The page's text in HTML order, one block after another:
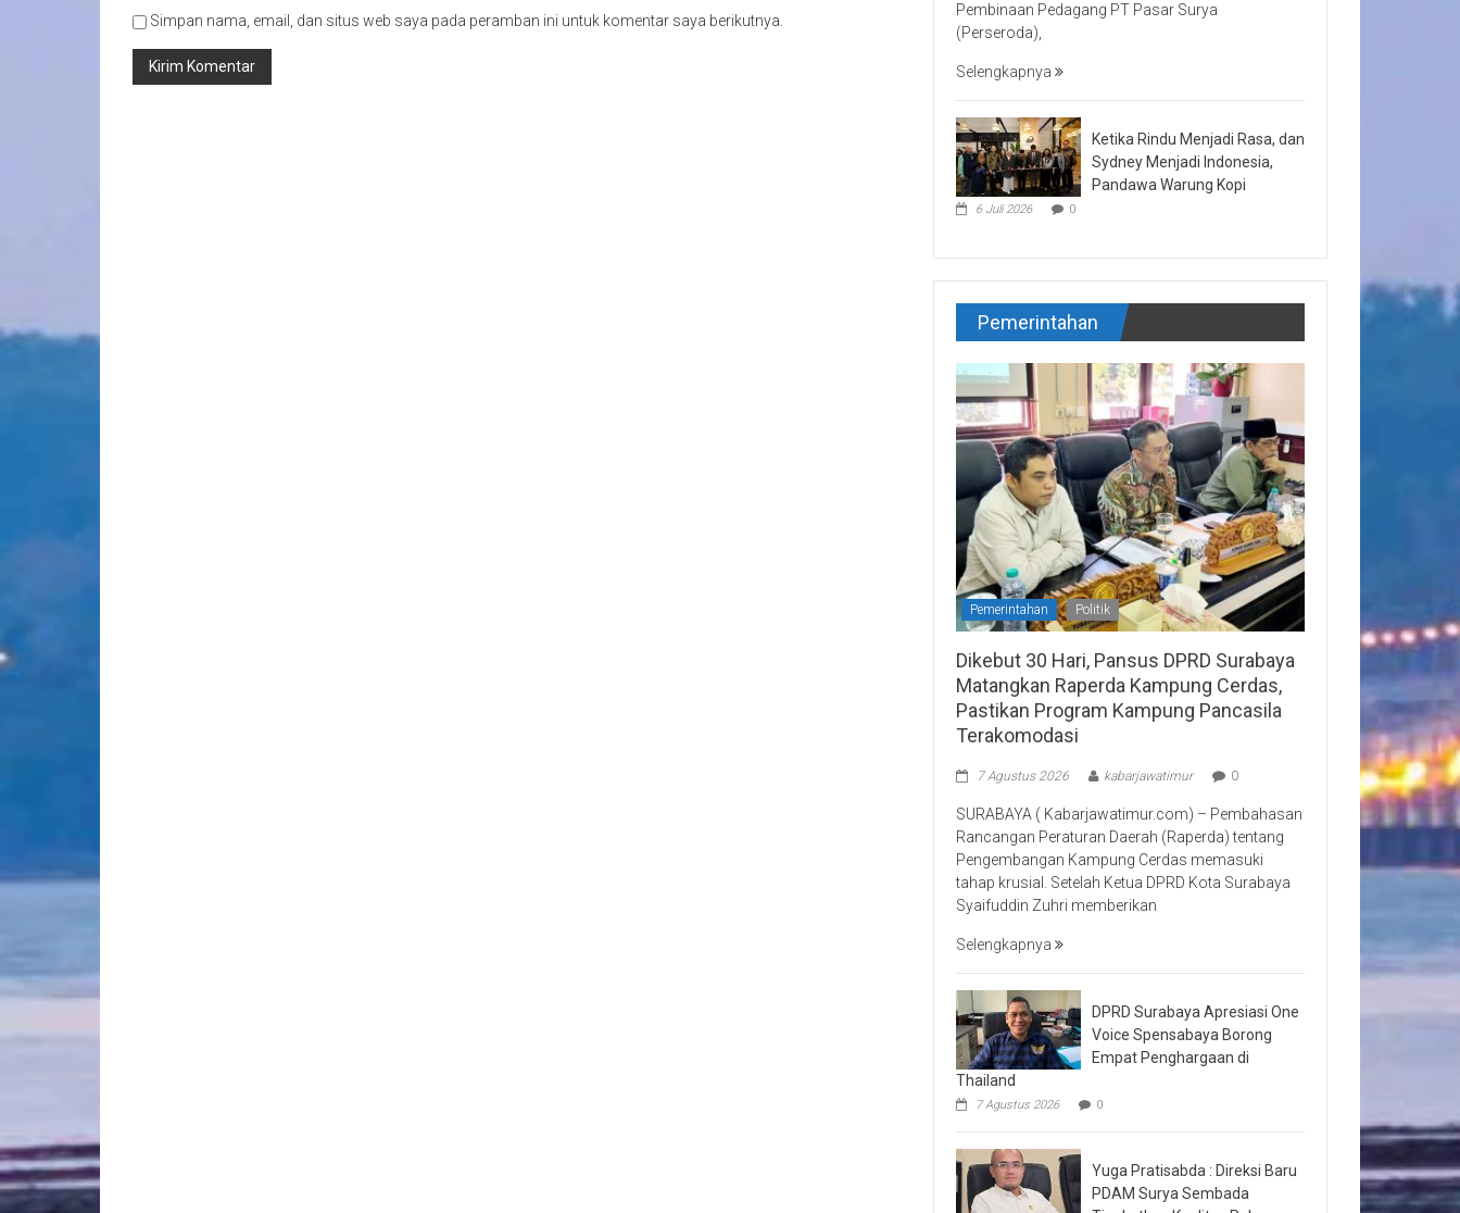
Simpan nama, email, dan situs web saya pada peramban ini untuk komentar saya berikutnya.
Pembinaan Pedagang PT Pasar Surya
(Perseroda),
Selengkapnya
Ketika Rindu Menjadi Rasa, dan
Sydney Menjadi Indonesia,
Pandawa Warung Kopi
6 Juli 2026 0
Pemerintahan
Pemerintahan Politik
Dikebut 30 Hari, Pansus DPRD Surabaya
Matangkan Raperda Kampung Cerdas,
Pastikan Program Kampung Pancasila
Terakomodasi
7 Agustus 2026 kabarjawatimur 0
SURABAYA ( Kabarjawatimur.com) – Pembahasan
Rancangan Peraturan Daerah (Raperda) tentang
Pengembangan Kampung Cerdas memasuki
tahap krusial. Setelah Ketua DPRD Kota Surabaya
Syaifuddin Zuhri memberikan
Selengkapnya
DPRD Surabaya Apresiasi One
Voice Spensabaya Borong
Empat Penghargaan di
Thailand
7 Agustus 2026 0
Yuga Pratisabda : Direksi Baru
PDAM Surya Sembada